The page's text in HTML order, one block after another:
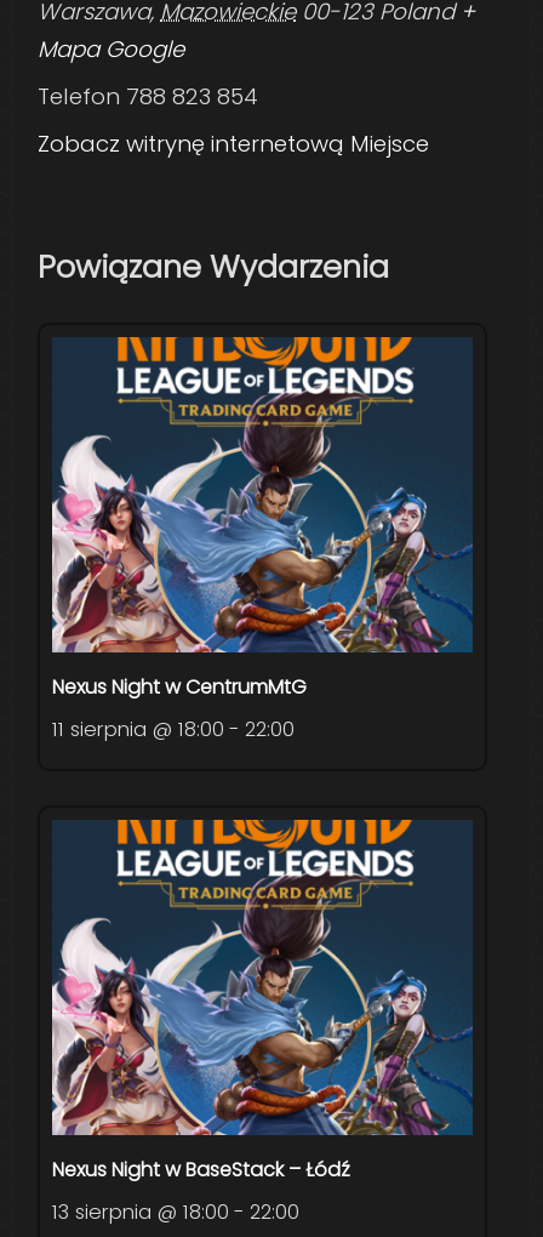
Warszawa, Mazowieckie 00-123 Poland +
Mapa Google
Telefon 788 823 854
Zobacz witrynę internetową Miejsce
Powiązane Wydarzenia
Nexus Night w CentrumMtG
11 sierpnia @ 18:00 - 22:00
Nexus Night w BaseStack – Łódź
13 sierpnia @ 18:00 - 22:00